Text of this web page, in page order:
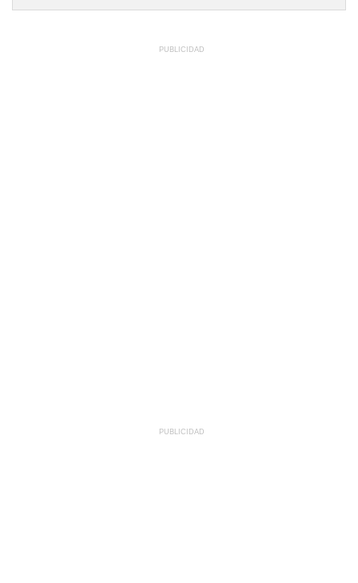
PUBLICIDAD
PUBLICIDAD